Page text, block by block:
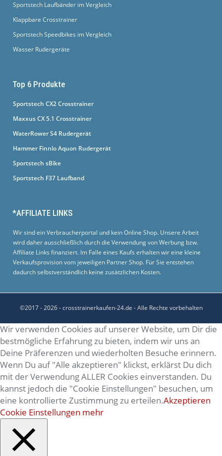
Sportstech Laufbänder im Vergleich
Klappbare Crosstrainer
Sportstech Speedbikes im Vergleich
Wasser Rudergeräte
Top 6 Produkte
Sportstech CX2 Crosstrainer
Maxxus CX 5.1 Crosstrainer
WaterRower S4 Rudergerät
Hammer Finnlo Aquon Rudergerät
Sportstech sBike
Sportstech F37 Laufband
*AFFILIATE LINKS
Wir sind ein Verbraucherportal und kein Online Shop. Unsere Arbeit
wird daher ausschließlich durch die Verwendung von Werbung bzw.
Affiliate Links finanziert. Im Falle eines Kaufs erhalten wir eine kleine
Verkaufsprovision vom jeweiligen Partner Shop. Für Sie entstehen
dadurch selbstverständlich keine zusätzlichen Kosten.
©2017 - 2026 - crosstrainerkaufen-24.de - Alle Rechte vorbehalten
Wir verwenden Cookies auf unserer Website, um Dir die
bestmögliche Erfahrung zu bieten, indem wir uns an
Deine Präferenzen und wiederholten Besuche erinnern.
Wenn Du auf "Alle akzeptieren" klickst, erklärst Du dich
mit der Verwendung ALLER Cookies einverstanden. Du
kannst jedoch die "Cookie Einstellungen" besuchen, um
eine kontrollierte Zustimmung zu erteilen.Akzeptieren
Cookie Einstellungen mehr